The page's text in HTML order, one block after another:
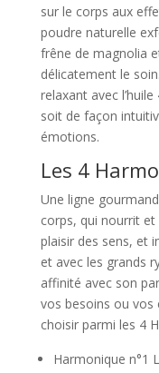
sur le corps aux
poudre naturelle
frêne de magnolia
délicatement le
relaxant avec
soit de façon
émotions.
Les 4
Une ligne
corps, qui nourrit
plaisir des sens, et
et avec les grands
affinité avec son
vos besoins ou vos
choisir parmi les 4
Harmonique n°1